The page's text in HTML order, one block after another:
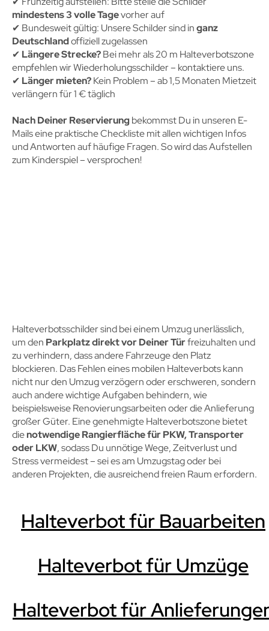
mindestens 3 volle Tagevorher auf
✔︎ Bundesweit gültig: Unsere Schilder sind inganz
Deutschlandoffiziell zugelassen
✔︎ Längere Strecke?Bei mehr als 20 m Halteverbotszone
empfehlen wir Wiederholungsschilder – kontaktiere uns.
✔︎ Länger mieten?Kein Problem – ab 1,5 Monaten Mietzeit
verlängern für 1 € täglich
Nach Deiner Reservierungbekommst Du in unseren E-
Mails eine praktische Checkliste mit allen wichtigen Infos
und Antworten auf häufige Fragen. So wird das Aufstellen
zum Kinderspiel – versprochen!
Halteverbotsschilder sind bei einem Umzug unerlässlich,
um den Parkplatz direkt vor Deiner Türfreizuhalten und
zu verhindern, dass andere Fahrzeuge den Platz
blockieren. Das Fehlen eines mobilen Halteverbots kann
nicht nur den Umzug verzögern oder erschweren, sondern
auch andere wichtige Aufgaben behindern, wie
beispielsweise Renovierungsarbeiten oder die Anlieferung
großer Güter. Eine genehmigte Halteverbotszone bietet
dienotwendige Rangierfläche für PKW, Transporter
oder LKW, sodass Du unnötige Wege, Zeitverlust und
Stress vermeidest – sei es am Umzugstag oder bei
anderen Projekten, die ausreichend freien Raum erfordern.
Halteverbot für Bauarbeiten
Halteverbot für Umzüge
Halteverbot für